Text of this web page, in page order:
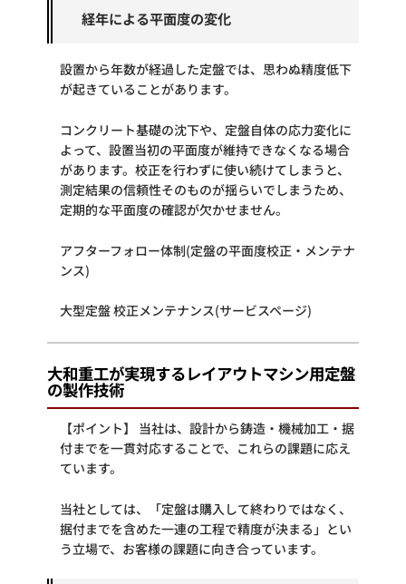
経年による平面度の変化
設置から年数が経過した定盤では、思わぬ精度低下
が起きていることがあります。
コンクリート基礎の沈下や、定盤自体の応力変化に
よって、設置当初の平面度が維持できなくなる場合
があります。校正を行わずに使い続けてしまうと、
測定結果の信頼性そのものが揺らいでしまうため、
定期的な平面度の確認が欠かせません。
アフターフォロー体制(定盤の平面度校正・メンテナ
ンス)
大型定盤 校正メンテナンス(サービスページ)
大和重工が実現するレイアウトマシン用定盤
の製作技術
【ポイント】 当社は、設計から鋳造・機械加工・据
付までを一貫対応することで、これらの課題に応え
ています。
当社としては、「定盤は購入して終わりではなく、
据付までを含めた一連の工程で精度が決まる」とい
う立場で、お客様の課題に向き合っています。